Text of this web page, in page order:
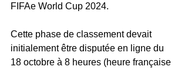
FIFAe World Cup 2024.
Cette phase de classement devait
initialement être disputée en ligne du
18 octobre à 8 heures (heure française